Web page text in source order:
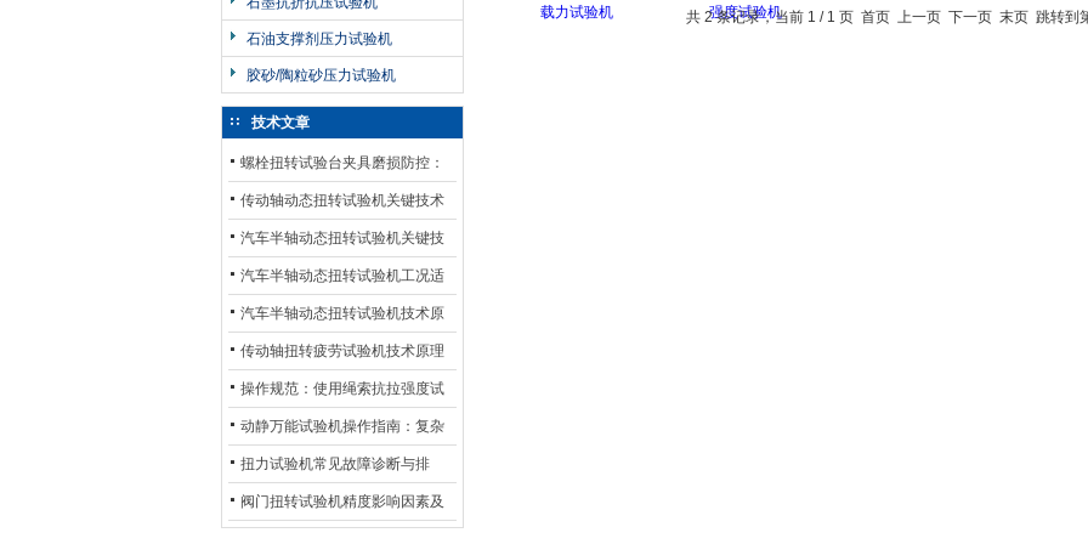
石油支撑剂压力试验机
胶砂/陶粒砂压力试验机
技术文章
螺栓扭转试验台夹具磨损防控：
材质选型与表面处理的耐用性优
化
传动轴动态扭转试验机关键技术
及产业落地应用
汽车半轴动态扭转试验机关键技
术及产业落地应用
汽车半轴动态扭转试验机工况适
配与质控应用探析
汽车半轴动态扭转试验机技术原
理与行业应用
传动轴扭转疲劳试验机技术原理
与行业应用
操作规范：使用绳索抗拉强度试
验机的完整测试步骤
动静万能试验机操作指南：复杂
动态测试的标准化流程
扭力试验机常见故障诊断与排
除：从传感器信号异常到机械传
阀门扭转试验机精度影响因素及
共 2 条记录，当前 1 / 1 页 首页 上一页 下一页 末页 跳转到